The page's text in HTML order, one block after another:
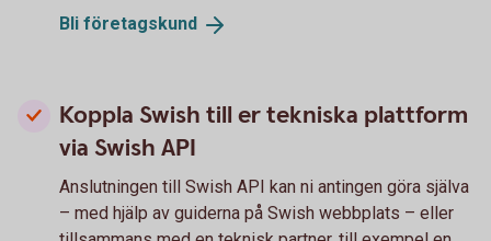
Bli företagskund
Koppla Swish till er tekniska plattform
via Swish API
Anslutningen till Swish API kan ni antingen göra själva
– med hjälp av guiderna på Swish webbplats – eller